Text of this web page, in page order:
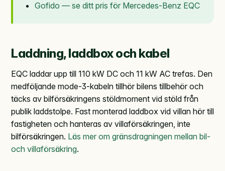
Gofido — se ditt pris för Mercedes-Benz EQC
Laddning, laddbox och kabel
EQC laddar upp till 110 kW DC och 11 kW AC trefas. Den
medföljande mode-3-kabeln tillhör bilens tillbehör och
täcks av bilförsäkringens stöldmoment vid stöld från
publik laddstolpe. Fast monterad laddbox vid villan hör till
fastigheten och hanteras av villaförsäkringen, inte
bilförsäkringen. Läs mer om gränsdragningen mellan bil-
och villaförsäkring.